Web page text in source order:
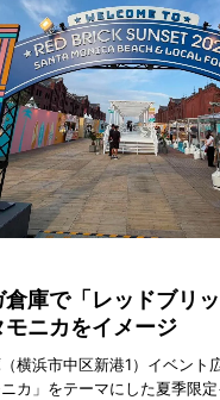
庫で「レッドブリ
ニカをイメージ
横浜市中区新港1）イベント
カ」をテーマにした夏季限